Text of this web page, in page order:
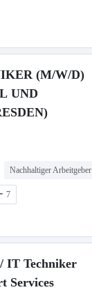
(M/W/D)
UND
Nachhaltiger Arbeitgeber
7
IT Techniker
Services